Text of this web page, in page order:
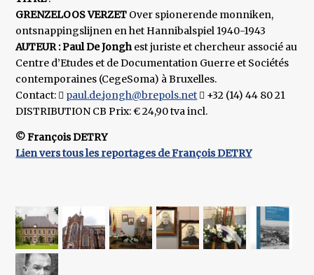
GRENZELOOS VERZET Over spionerende monniken,
ontsnappingslijnen en het Hannibalspiel 1940-1943
AUTEUR : Paul De Jonghest juriste et chercheur associé au
Centre d’Etudes et de Documentation Guerre et Sociétés
contemporaines (CegeSoma) à Bruxelles.
Contact:  paul.de.jongh@brepols.net  +32 (14) 44 80 21
DISTRIBUTION CB Prix: € 24,90 tva incl.
© François DETRY
Lien vers tous les reportages de François DETRY